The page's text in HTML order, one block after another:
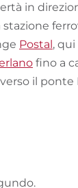
in
Postal,
fino a
il